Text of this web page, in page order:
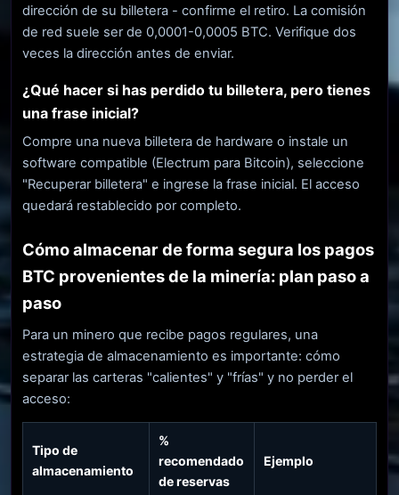
dirección de su billetera - confirme el retiro. La comisión
de red suele ser de 0,0001-0,0005 BTC. Verifique dos
veces la dirección antes de enviar.
¿Qué hacer si has perdido tu billetera, pero tienes
una frase inicial?
Compre una nueva billetera de hardware o instale un
software compatible (Electrum para Bitcoin), seleccione
"Recuperar billetera" e ingrese la frase inicial. El acceso
quedará restablecido por completo.
Cómo almacenar de forma segura los pagos
BTC provenientes de la minería: plan paso a
paso
Para un minero que recibe pagos regulares, una
estrategia de almacenamiento es importante: cómo
separar las carteras "calientes" y "frías" y no perder el
acceso:
Tipo de
almacenamiento
%
recomendado
de reservas
Ejemplo